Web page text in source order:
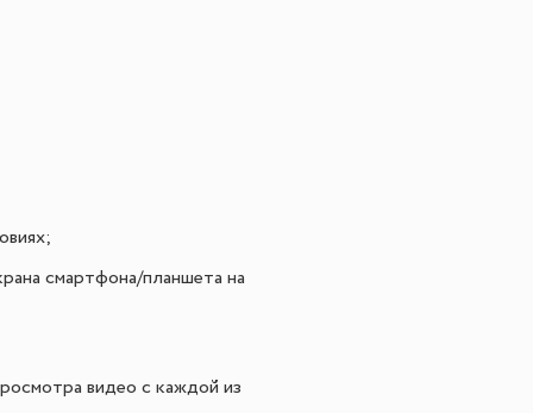
смартфона/планшета на
видео с каждой из